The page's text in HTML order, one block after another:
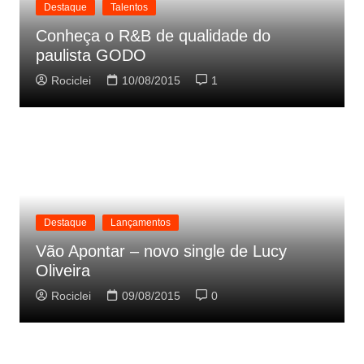
Destaque Talentos
Conheça o R&B de qualidade do
paulista GODO
Rociclei 10/08/2015 1
Destaque Lançamentos
Vão Apontar – novo single de Lucy
Oliveira
Rociclei 09/08/2015 0